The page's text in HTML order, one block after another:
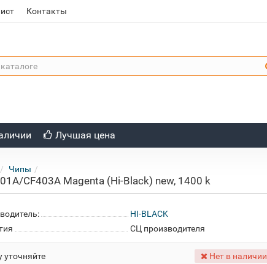
Контакты
Лучшая цена
Чипы
CF403A Magenta (Hi-Black) new, 1400 k
HI-BLACK
СЦ производителя
уточняйте Нет в наличии